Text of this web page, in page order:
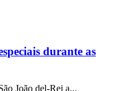
durante as
João del-Rei a...